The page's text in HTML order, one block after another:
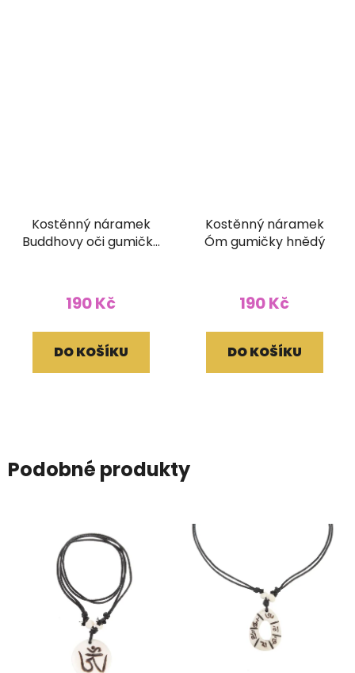
Kostěnný náramek
Buddhovy oči gumičky
190 Kč
DO KOŠÍKU
Kostěnný náramek
Óm gumičky hnědý
190 Kč
DO KOŠÍKU
Podobné produkty